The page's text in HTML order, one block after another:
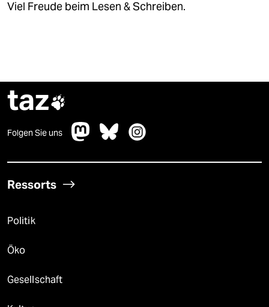
Viel Freude beim Lesen & Schreiben.
taz
Folgen Sie uns
Ressorts
Politik
Öko
Gesellschaft